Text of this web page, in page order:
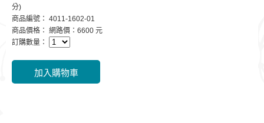
分)
商品編號： 4011-1602-01
商品價格： 網路價：6600 元
訂購數量：